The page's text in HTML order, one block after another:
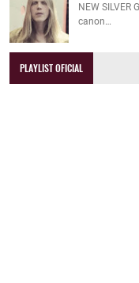
NEW SILVER
canon…
PLAYLIST OFICIAL